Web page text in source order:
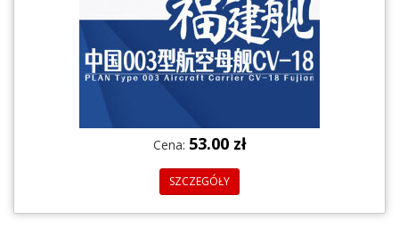
Cena: 53.00 zł
SZCZEGÓŁY